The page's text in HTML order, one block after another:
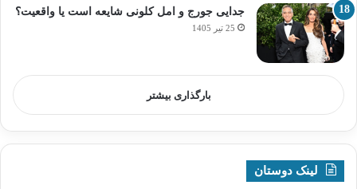
جدایی جورج و امل کلونی شایعه است یا واقعیت؟
25 تیر 1405
بارگذاری بیشتر
لینک دوستان